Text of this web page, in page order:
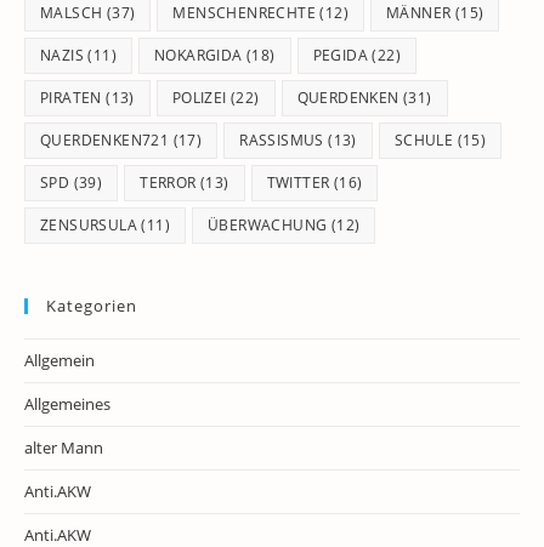
MALSCH (37) MENSCHENRECHTE (12) MÄNNER (15)
NAZIS (11) NOKARGIDA (18) PEGIDA(22)
PIRATEN (13) POLIZEI (22) QUERDENKEN (31)
QUERDENKEN721 (17) RASSISMUS (13) SCHULE (15)
SPD (39) TERROR (13) TWITTER (16)
ZENSURSULA(11) ÜBERWACHUNG (12)
Kategorien
Allgemein
Allgemeines
alter Mann
Anti.AKW
Anti.AKW